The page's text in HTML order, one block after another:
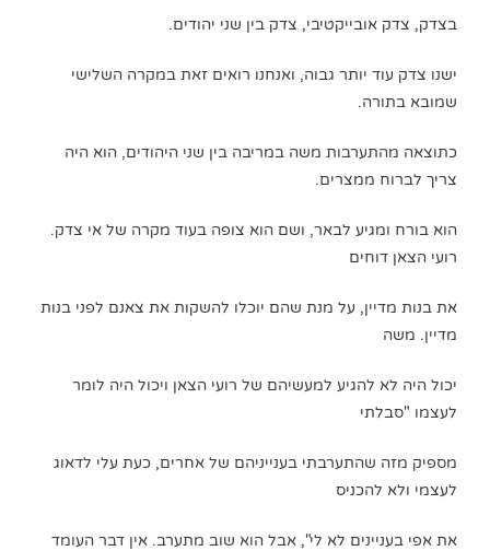
בצדק, צדק אובייקטיבי, צדק בין שני יהודים.
ישנו צדק עוד יותר גבוה, ואנחנו רואים זאת במקרה השלישי
שמובא בתורה.
כתוצאה מהתערבות משה במריבה בין שני היהודים, הוא היה
צריך לברוח ממצרים.
הוא בורח ומגיע לבאר, ושם הוא צופה בעוד מקרה של אי צדק.
רועי הצאן דוחים
את בנות מדיין, על מנת שהם יוכלו להשקות את צאנם לפני בנות
מדיין. משה
יכול היה לא להגיע למעשיהם של רועי הצאן ויכול היה לומר
לעצמו "סבלתי
מספיק מזה שהתערבתי בענייניהם של אחרים, כעת עלי לדאוג
לעצמי ולא להכניס
את אפי בעניינים לא לי", אבל הוא שוב מתערב. אין דבר העומד